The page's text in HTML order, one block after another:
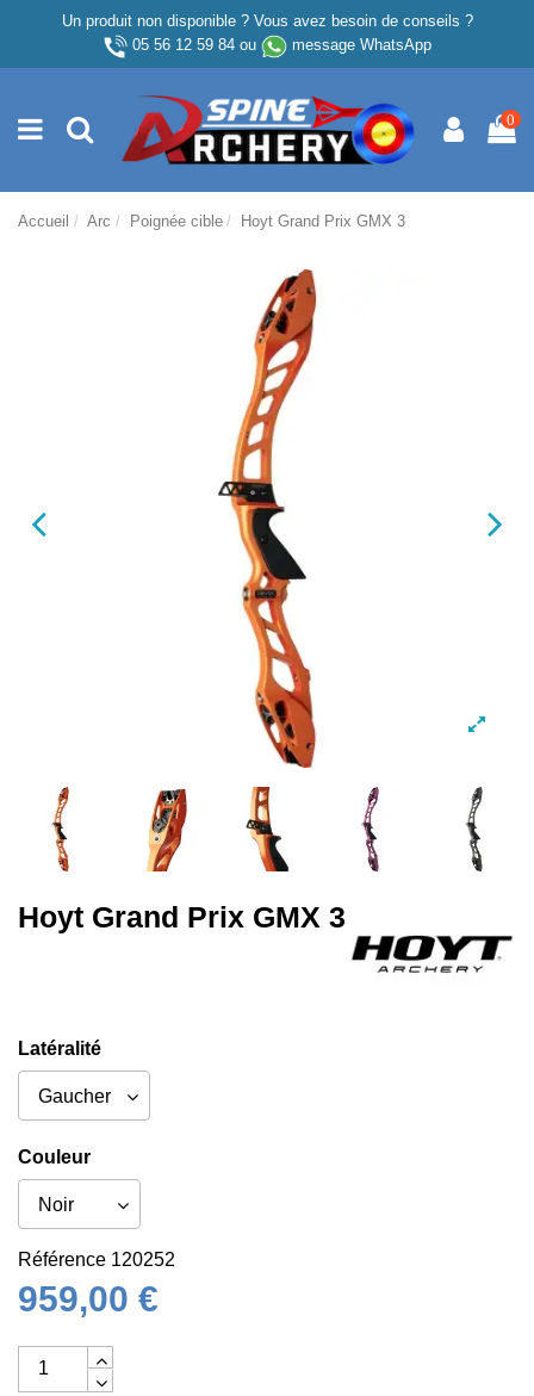
Un produit non disponible ? Vous avez besoin de conseils ?
05 56 12 59 84ou message WhatsApp
0
Accueil Arc Poignée cible Hoyt Grand Prix GMX 3
Hoyt Grand Prix GMX 3
Latéralité
Couleur
Référence 120252
959,00 €